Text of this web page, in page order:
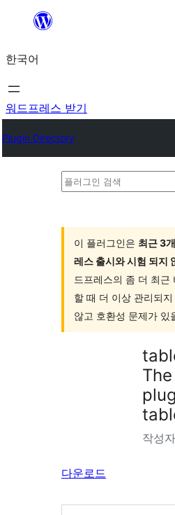
츠
로
바
가
한국어
워드프레스 받기
Plugin Directory
플
이 플러그인은 최근 3
레스 출시와 시험 되지
드프레스의 좀 더 최근
할 때 더 이상 관리되
않고 호환성 문제가 있
작성
다운로드